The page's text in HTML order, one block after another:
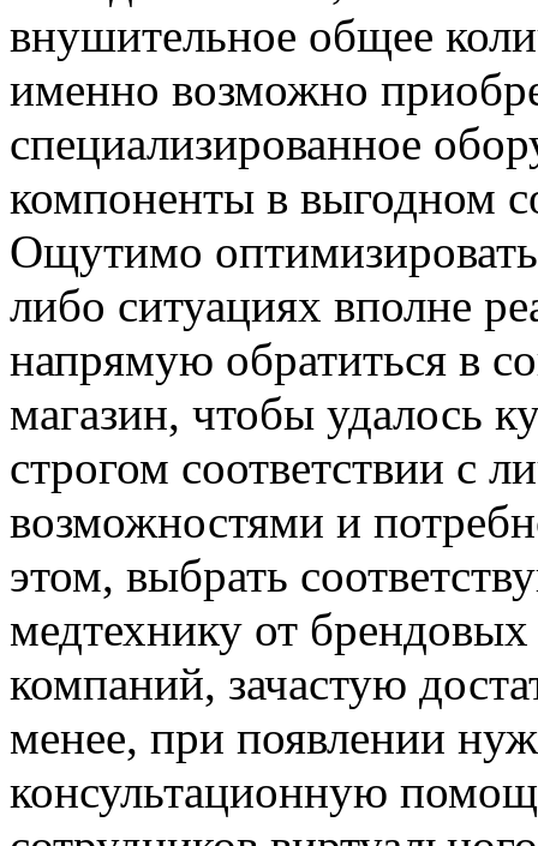
внушительное общее
именно возможно
специализированное
компоненты в выгодном
Ощутимо
либо ситуациях вполне
напрямую обратиться в
магазин, чтобы удалось
строгом соответствии с
возможностями и
этом, выбрать
медтехнику от
компаний, зачастую
менее, при появлении
консультационную